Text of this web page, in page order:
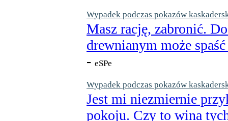
Wypadek podczas pokazów
Masz rację, zabronić.
drewnianym może
- eSPe
Wypadek podczas pokazów
Jest mi niezmiernie
pokoju. Czy to wina